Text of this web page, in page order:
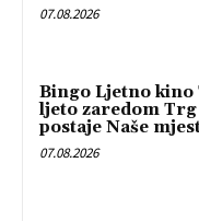
07.08.2026
Bingo Ljetno kino
ljeto zaredom Trg
postaje Naše
07.08.2026